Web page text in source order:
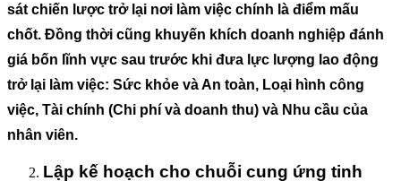
sát chiến lược trở lại nơi làm việc chính là điểm mấu
chốt. Đồng thời cũng khuyến khích doanh nghiệp đánh
giá bốn lĩnh vực sau trước khi đưa lực lượng lao động
trở lại làm việc: Sức khỏe và An toàn, Loại hình công
việc, Tài chính (Chi phí và doanh thu) và Nhu cầu của
nhân viên.
Lập kế hoạch cho chuỗi cung ứng tinh